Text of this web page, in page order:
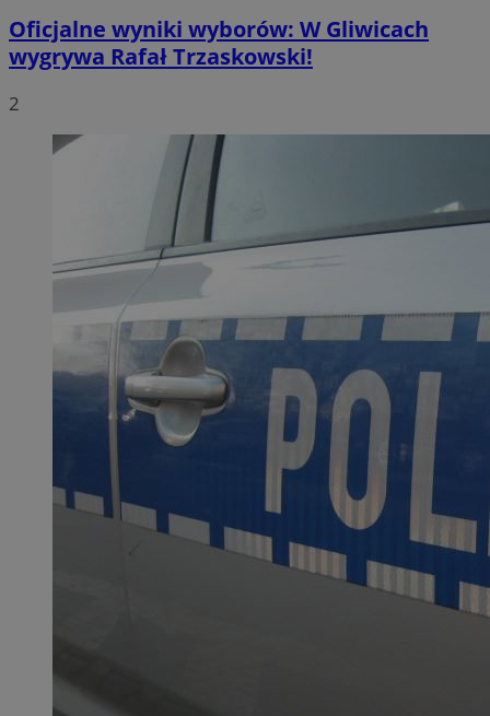
Oficjalne wyniki wyborów: W Gliwicach
wygrywa Rafał Trzaskowski!
2